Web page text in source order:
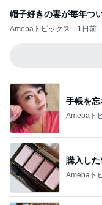
帽子好きの妻が毎年つ
Amebaトピックス 1日前
手帳を
Amebaト
購入した
Amebaト